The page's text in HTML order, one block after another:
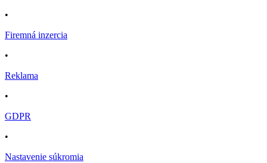
•
Firemná inzercia
•
Reklama
•
GDPR
•
Nastavenie súkromia